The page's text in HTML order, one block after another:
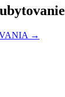
→